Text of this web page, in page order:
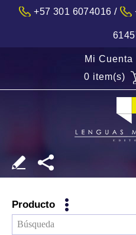
+57 301 6074016 /
Mi Cuenta
0 item(s)
Producto